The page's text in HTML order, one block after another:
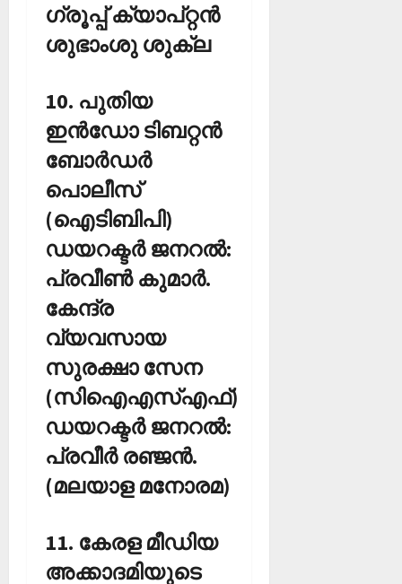
ഗ്രൂപ്പ് ക്യാപ്റ്റന്‍
ശുഭാംശു ശുക്ല
10. പുതിയ
ഇന്‍ഡോ ടിബറ്റന്‍
ബോര്‍ഡര്‍
പൊലീസ്
(ഐടിബിപി)
ഡയറക്ടര്‍ ജനറല്‍:
പ്രവീണ്‍ കുമാര്‍.
കേന്ദ്ര
വ്യവസായ
സുരക്ഷാ സേന
(സിഐഎസ്എഫ്)
ഡയറക്ടര്‍ ജനറല്‍:
പ്രവീര്‍ രഞ്ജന്‍.
(മലയാള മനോരമ)
11. കേരള മീഡിയ
അക്കാദമിയുടെ